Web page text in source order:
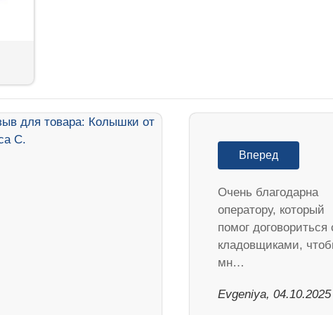
Вперед
Очень благодарна
оператору, который
помог договориться
кладовщиками,
мн…
Evgeniya, 04.10.2025